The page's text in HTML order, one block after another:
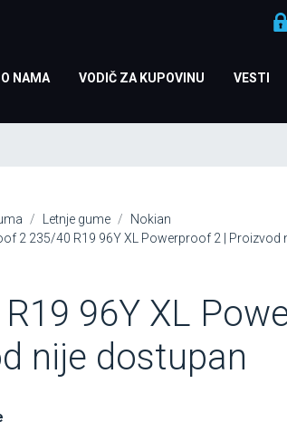
O NAMA VODIČ ZA KUPOVINU VESTI
Letnje gume
Nokian
2 235/40 R19 96Y XL Powerproof 2 | Proizvod
96Y XL
nije dostupan